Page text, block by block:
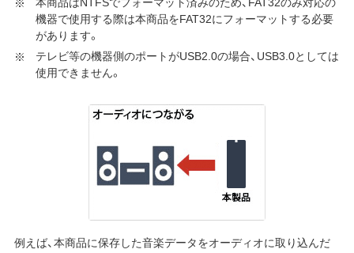
機器で使用する際は本商品をFAT32にフォーマットする必要
があります。
テレビ等の機器側のポートがUSB2.0の場合、USB3.0としては
使用できません。
例えば、本商品に保存した音楽データをオーディオに取り込んだ